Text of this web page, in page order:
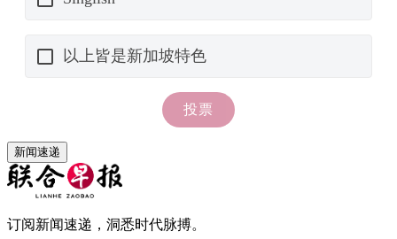
新闻速递
订阅新闻速递，洞悉时代脉搏。